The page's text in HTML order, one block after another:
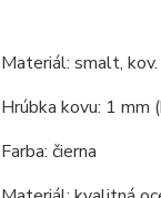
Materiál: smalt, kov.
Hrúbka kovu: 1 mm
Farba: čierna